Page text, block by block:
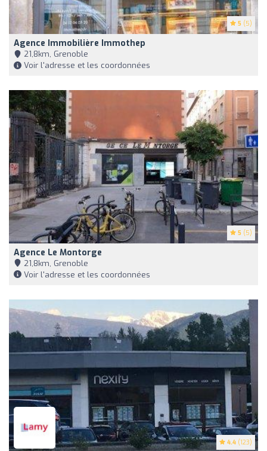
5 (5)
Agence Immobilière Immothep
21,8km, Grenoble
Voir l'adresse et les coordonnées
5 (5)
Agence Le Montorge
21,8km, Grenoble
Voir l'adresse et les coordonnées
4.4 (123)